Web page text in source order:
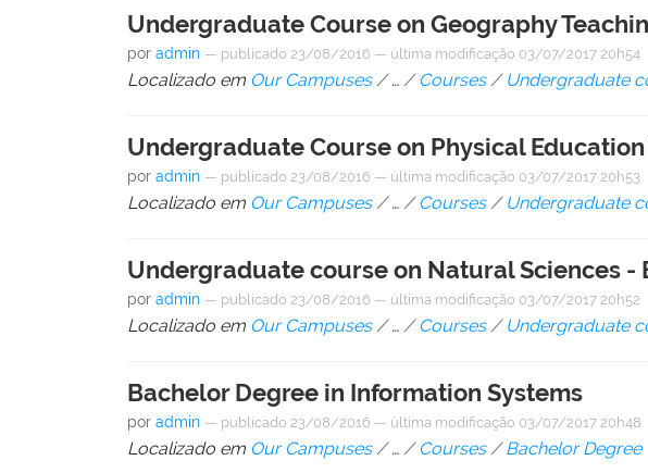
Undergraduate Course on Geography
poradmin — publicado 23/08/2016 — última modificação 03/07/2017 20h54
Localizado em Our Campuses /… / Courses / Undergraduate
Undergraduate Course on Physical Education
poradmin — publicado 23/08/2016 — última modificação 03/07/2017 20h53
Localizado em Our Campuses /… / Courses / Undergraduate
Undergraduate course on Natural Sciences -
poradmin — publicado 23/08/2016 — última modificação 03/07/2017 20h52
Localizado em Our Campuses /… / Courses / Undergraduate
Bachelor Degree in Information Systems
poradmin — publicado 23/08/2016 — última modificação 03/07/2017 20h48
Localizado em Our Campuses /… / Courses /Bachelor Degree